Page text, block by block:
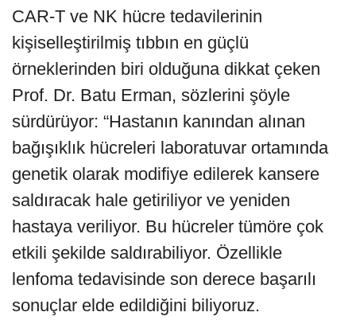
CAR-T ve NK hücre tedavilerinin
kişiselleştirilmiş tıbbın en güçlü
örneklerinden biri olduğuna dikkat çeken
Prof. Dr. Batu Erman, sözlerini şöyle
sürdürüyor: “Hastanın kanından alınan
bağışıklık hücreleri laboratuvar ortamında
genetik olarak modifiye edilerek kansere
saldıracak hale getiriliyor ve yeniden
hastaya veriliyor. Bu hücreler tümöre çok
etkili şekilde saldırabiliyor. Özellikle
lenfoma tedavisinde son derece başarılı
sonuçlar elde edildiğini biliyoruz.